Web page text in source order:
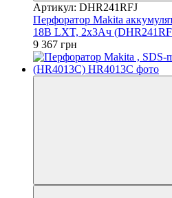
Артикул: DHR241RFJ
Перфоратор Makita
18В LXT, 2х3Ач
9 367 грн